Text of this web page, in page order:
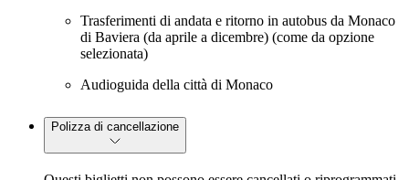
Trasferimenti di andata e ritorno in autobus da Monaco
di Baviera (da aprile a dicembre) (come da opzione
selezionata)
Audioguida della città di Monaco
Polizza di cancellazione